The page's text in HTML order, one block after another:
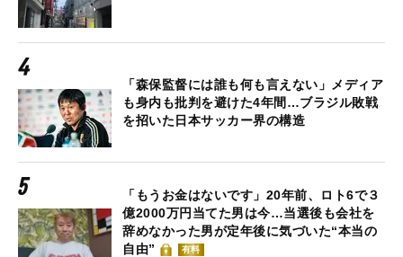
「森保監督には誰も何も言えない」メディア
も身内も批判を避けた4年間…ブラジル敗戦
を招いた日本サッカー界の構造
「もうお金はないです」20年前、ロト6で３
億2000万円当てた男は今…当選後も会社を
辞めなかった男が定年後に気づいた“本当の
自由”
有料